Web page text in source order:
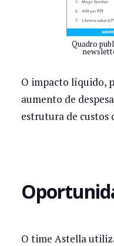
Quadro
O impacto líquido,
aumento de
estrutura de custos
O time Astella